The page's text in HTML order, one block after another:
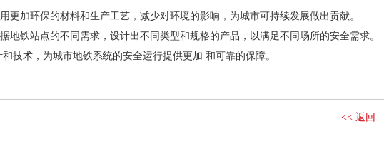
加环保的材料和生产工艺，减少对环境的影响，为城市可持续发展做出贡献。
地铁站点的不同需求，设计出不同类型和规格的产品，以满足不同场所的安全需求。
技术，为城市地铁系统的安全运行提供更加 和可靠的保障。
<< 返回